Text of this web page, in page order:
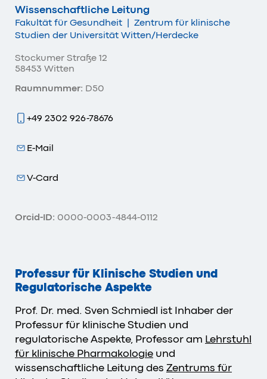
Wissenschaftliche Leitung
Fakultät für Gesundheit | Zentrum für klinische
Studien der Universität Witten/Herdecke
Stockumer Straße 12
58453 Witten
Raumnummer: D50
+49 2302 926-78676
E-Mail
V-Card
Orcid-ID: 0000-0003-4844-0112
Professur für Klinische Studien und
Regulatorische Aspekte
Prof. Dr. med. Sven Schmiedl ist Inhaber der
Professur für klinische Studien und
regulatorische Aspekte, Professor am Lehrstuhl
für klinische Pharmakologie und
wissenschaftliche Leitung des Zentrums für